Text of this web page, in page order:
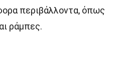
περιβάλλοντα, όπως
ράμπες.